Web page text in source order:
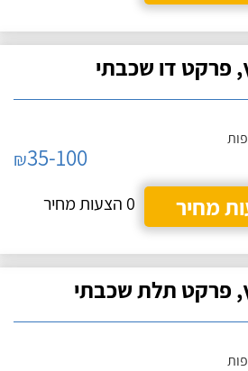
פרקט דו שכבתי
₪35-100
מחיר
0 הצעות מחיר
פרקט תלת שכבתי